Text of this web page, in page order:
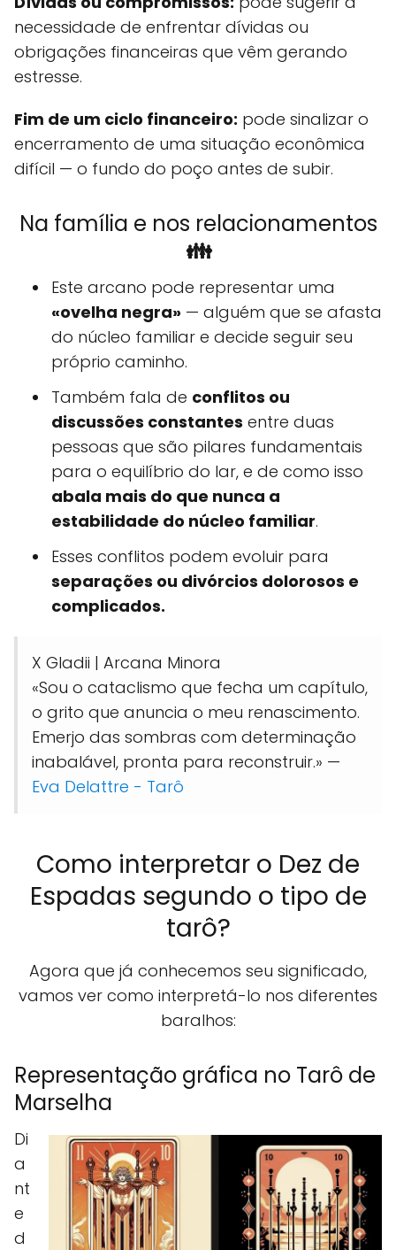
necessidade de enfrentar dívidas ou
obrigações financeiras que vêm gerando
estresse.
Fim de um ciclo financeiro: pode sinalizar o
encerramento de uma situação econômica
difícil — o fundo do poço antes de subir.
Na família e nos relacionamentos
👪
Este arcano pode representar uma
«ovelha negra» — alguém que se afasta
do núcleo familiar e decide seguir seu
próprio caminho.
Também fala de conflitos ou
discussões constantes entre duas
pessoas que são pilares fundamentais
para o equilíbrio do lar, e de como isso
abala mais do que nunca a
estabilidade do núcleo familiar.
Esses conflitos podem evoluir para
separações ou divórcios dolorosos e
complicados.
X Gladii | Arcana Minora
«Sou o cataclismo que fecha um capítulo,
o grito que anuncia o meu renascimento.
Emerjo das sombras com determinação
inabalável, pronta para reconstruir.» —
Eva Delattre - Tarô
Como interpretar o Dez de
Espadas segundo o tipo de
tarô?
Agora que já conhecemos seu significado,
vamos ver como interpretá-lo nos diferentes
baralhos:
Representação gráfica no Tarô de
Marselha
Di
a
nt
e
d